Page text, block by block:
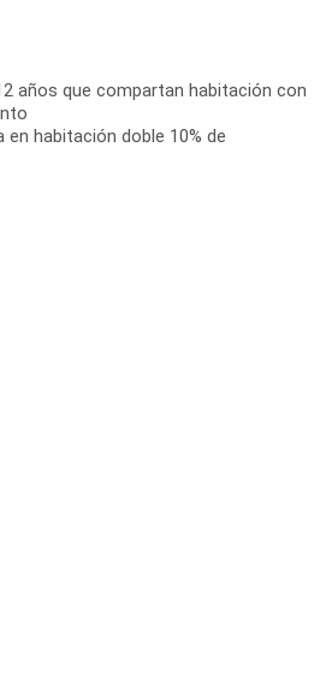
años que compartan habitación con
en habitación doble 10% de